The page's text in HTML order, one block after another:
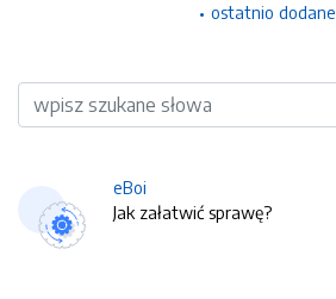
ostatnio dodane
Wyszukiwarka
eBoi
Jak załatwić sprawę?